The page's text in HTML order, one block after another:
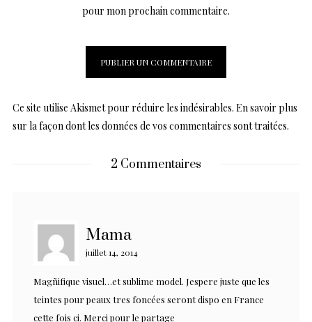
pour mon prochain commentaire.
Ce site utilise Akismet pour réduire les indésirables. En savoir plus
sur la façon dont les données de vos commentaires sont traitées.
2 Commentaires
Mama
juillet 14, 2014
Magñifique visuel…et sublime model. Jespere juste que les
teintes pour peaux tres foncées seront dispo en France
cette fois ci. Merci pour le partage